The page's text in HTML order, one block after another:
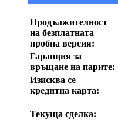
Продължителност
на безплатната
пробна версия:
Гаранция за
връщане на парите:
Изисква се
кредитна карта:
Текуща сделка: